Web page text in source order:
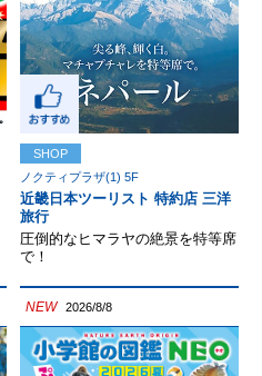
SHOP
ノクティプラザ(1) 5F
近畿日本ツーリスト 特約店 三洋
旅行
圧倒的なヒマラヤの絶景を特等席
で！
NEW 2026/8/8